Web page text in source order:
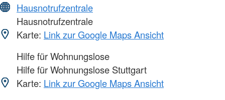
Hausnotrufzentrale
Hausnotrufzentrale
Karte: Link zur Google Maps Ansicht
Hilfe für Wohnungslose
Hilfe für Wohnungslose Stuttgart
Karte: Link zur Google Maps Ansicht